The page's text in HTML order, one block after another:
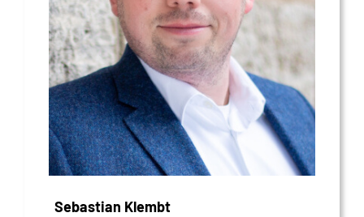
Sebastian Klembt